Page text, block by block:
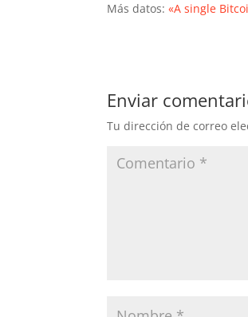
Más datos:«A single
Enviar
Tu dirección de correo